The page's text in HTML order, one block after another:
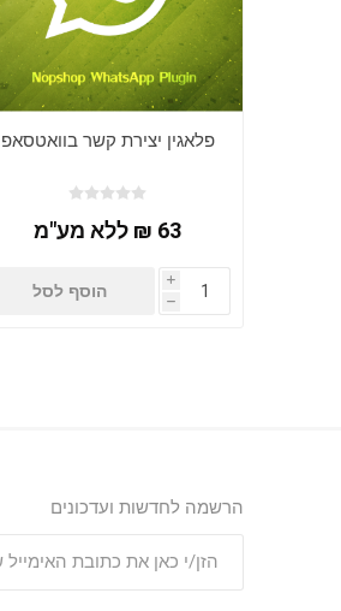
פלאגין יצירת קשר בוואטסאפ
63 ₪ ללא מע"מ
i
h
הוסף לסל
הרשמה לחדשות ועדכונים